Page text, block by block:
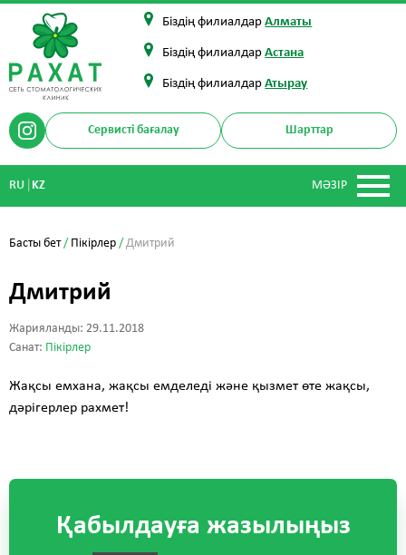
Біздің филиалдарАлматы
Біздің филиалдарАстана
Біздің филиалдарАтырау
Сервисті бағалау Шарттар
МӘЗІР
RU KZ
Басты бет/ Пікірлер /Дмитрий
Дмитрий
Жарияланды: 29.11.2018
Санат: Пікірлер
Жақсы емхана, жақсы емделеді және қызмет өте жақсы,
дәрігерлер рахмет!
Қабылдауға жазылыңыз